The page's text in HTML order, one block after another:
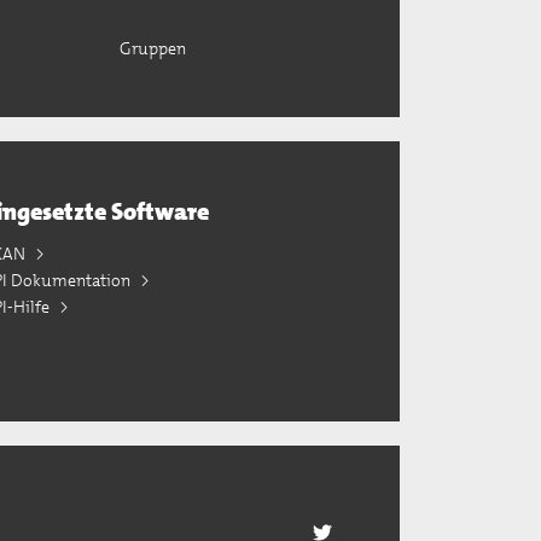
Gruppen
Software
Dokumentation
Hilfe